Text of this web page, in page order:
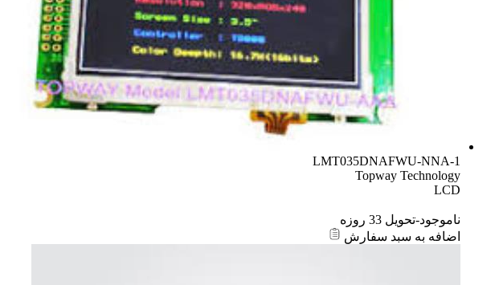
LMT035DNAFWU-NNA-1
Topway Technology
LCD
ناموجود-تحویل 33 روزه
اضافه به سبد سفارش